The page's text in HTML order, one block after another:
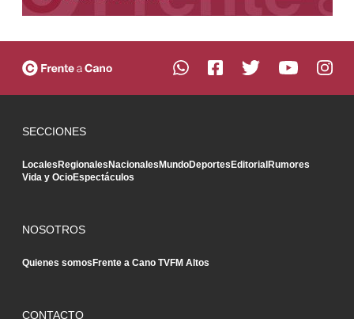
SECCIONES
LocalesRegionalesNacionalesMundoDeportesEditorialRumores
Vida y OcioEspectáculos
NOSOTROS
Quienes somosFrente a Cano TVFM Altos
CONTACTO